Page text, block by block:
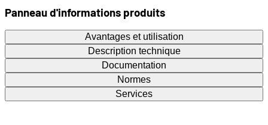
Panneau d'informations produits
Avantages et utilisation
Description technique
Documentation
Normes
Services